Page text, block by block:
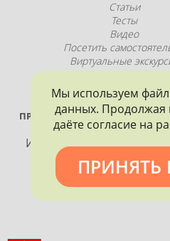
Статьи
Тесты
Видео
Посетить
Виртуальные
Промопродукция
ПРОЕКТ РЕАЛИЗУЕТСЯ ПРИ
Использование
допускается только с
обязательной
Мы используем
данных. Продолжая
даёте согласие на
ПРИНЯТЬ